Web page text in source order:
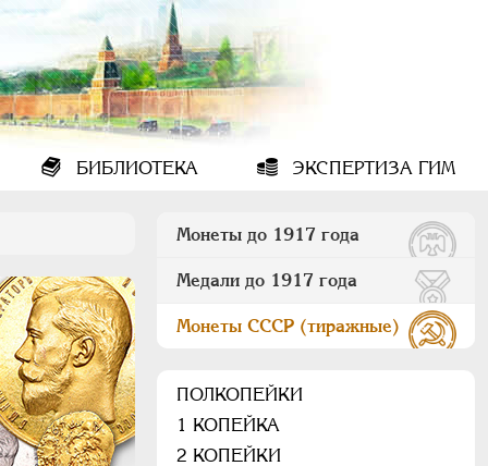
БИБЛИОТЕКА ЭКСПЕРТИЗА ГИМ
Монеты до 1917 года
Медали до 1917 года
Монеты СССР (тиражные)
ПОЛКОПЕЙКИ
1 КОПЕЙКА
2 КОПЕЙКИ